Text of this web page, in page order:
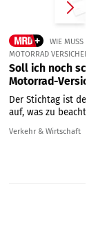
WIE MUSS
MOTORRAD VERSICHERN?
Soll ich noch
Motorrad-
Der Stichtag ist der
auf, was zu
Verkehr & Wirtschaft